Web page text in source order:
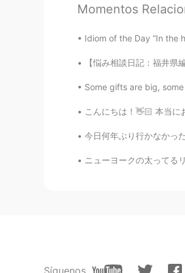
EN JP
@Hana
訂正し
る😉 人参の形
JP EN
@ernest いろ
Hana
Momentos
Idiom of the Day “In the
【悩み相談日記：福井県編】 私は日本で失望
Some gifts are big,
こんにちは！👋🏻 本当にお久しぶりですね。み
今日何年ぶり行かなかった公園を歩いた。 こん
ニューヨークの太ってるリスがか
Síguenos